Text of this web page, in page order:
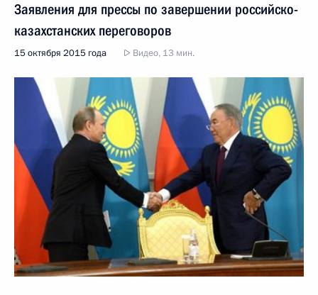
Заявления для прессы по завершении российско-
казахстанских переговоров
15 октября 2015 года Видео, 13 мин.